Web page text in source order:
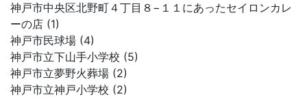
神戸市中央区北野町４丁目８−１１にあったセイロンカレ
ーの店 (1)
神戸市民球場 (4)
神戸市立下山手小学校 (5)
神戸市立夢野火葬場 (2)
神戸市立神戸小学校 (2)